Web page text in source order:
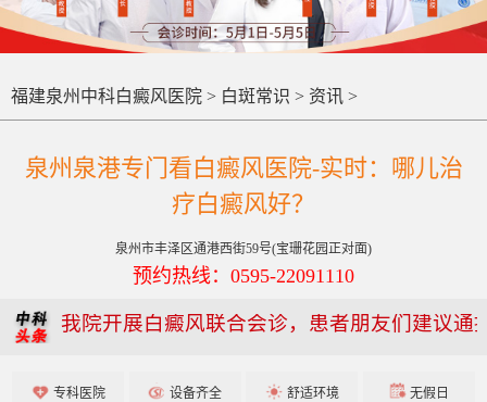
福建泉州中科白癜风医院 > 白斑常识 > 资讯 >
泉州泉港专门看白癜风医院-实时：哪儿治
疗白癜风好？
泉州市丰泽区通港西街59号(宝珊花园正对面)
预约热线：0595-22091110
我院开展白癜风联合会诊，患者朋友们建议通
专科医院 设备齐全 舒适环境 无假日